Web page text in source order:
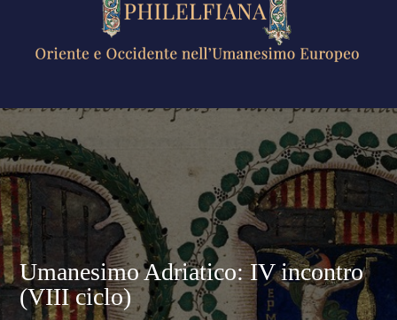
OCCIDENTE
NELL'UMANESIMO
EUROPEO
Umanesimo Adriatico: IV incontro
(VIII ciclo)